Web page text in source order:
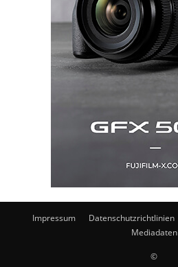
Impressum Datenschutzrichtlinien
Mediadaten
©